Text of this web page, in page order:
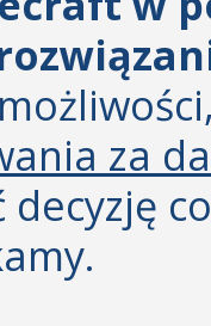
za
decyzję